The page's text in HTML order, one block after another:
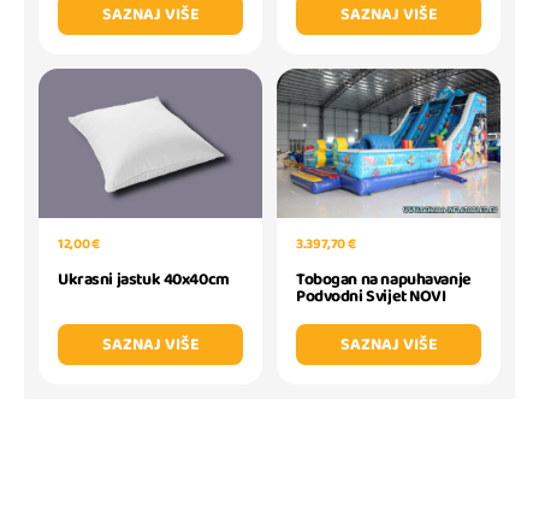
SAZNAJ VIŠE
SAZNAJ VIŠE
12,00 €
Ukrasni jastuk 40x40cm
SAZNAJ VIŠE
3.397,70 €
Tobogan na napuhavanje
Podvodni Svijet NOVI
SAZNAJ VIŠE